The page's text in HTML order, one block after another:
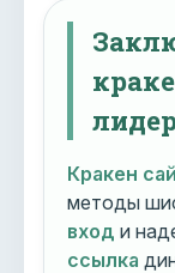
Кракен
методы
вход и
ссылка